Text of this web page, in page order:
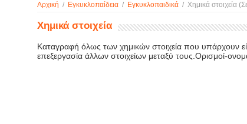
Αρχική / Εγκυκλοπαίδεια / Εγκυκλοπαιδικά / Χημικά στοιχεία
Χημικά στοιχεία
Καταγραφή όλως των χημικών στοιχεία που υπάρχουν
επεξεργασία άλλων στοιχείων μεταξύ τους.Ορισμοί-